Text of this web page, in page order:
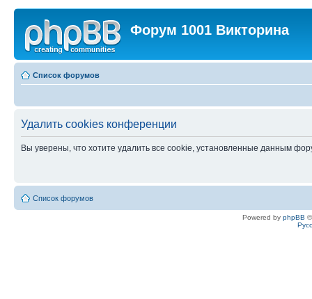
Форум 1001 Викторина
Список форумов
Удалить cookies конференции
Вы уверены, что хотите удалить все cookie, установленные данным
Список форумов
Powered by phpBB